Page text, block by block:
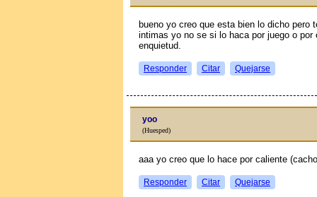
bueno yo creo que esta bien lo dicho pero
intimas yo no se si lo haca por juego o
enquietud.
Responder Citar Quejarse
yoo
(Huesped)
aaa yo creo que lo hace por caliente
Responder Citar Quejarse